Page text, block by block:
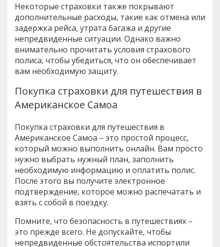
Некоторые страховки также покрывают
дополнительные расходы, такие как отмена или
задержка рейса, утрата багажа и другие
непредвиденные ситуации. Однако важно
внимательно прочитать условия страхового
полиса, чтобы убедиться, что он обеспечивает
вам необходимую защиту.
Покупка страховки для путешествия в
Американское Самоа
Покупка страховки для путешествия в
Американское Самоа – это простой процесс,
который можно выполнить онлайн. Вам просто
нужно выбрать нужный план, заполнить
необходимую информацию и оплатить полис.
После этого вы получите электронное
подтверждение, которое можно распечатать и
взять с собой в поездку.
Помните, что безопасность в путешествиях –
это прежде всего. Не допускайте, чтобы
непредвиденные обстоятельства испортили